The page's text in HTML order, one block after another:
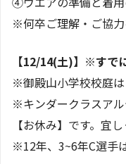
※何卒ご理解・ご協力
【12/14(土)】※すで
※御殿山小学校校庭は
※キンダークラスア
【お休み】です。宜
※12年、3~6年C選手